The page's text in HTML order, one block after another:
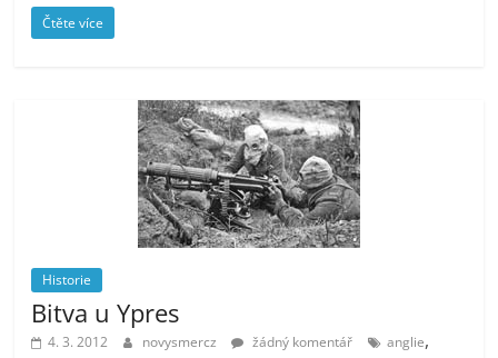
Čtěte více
Historie
Bitva u Ypres
4. 3. 2012 novysmercz žádný komentář anglie,